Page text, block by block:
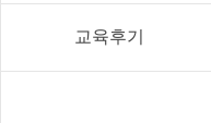
교육후기